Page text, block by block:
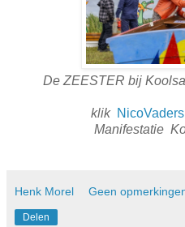
De ZEESTER bij
klik
Manifestatie
Henk Morel Geen
Delen